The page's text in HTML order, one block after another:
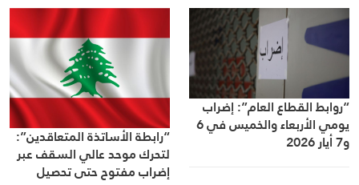
“روابط القطاع العام”: إضراب
يومي الأربعاء والخميس في 6
و7 أيار 2026 “رابطة الأساتذة المتعاقدين”:
لتحرك موحد عالي السقف عبر
إضراب مفتوح حتى تحصيل